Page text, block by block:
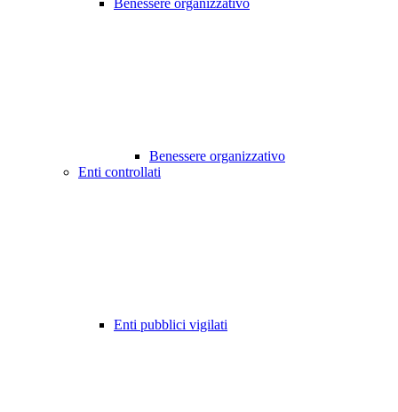
Benessere organizzativo
Benessere organizzativo
Enti controllati
Enti pubblici vigilati